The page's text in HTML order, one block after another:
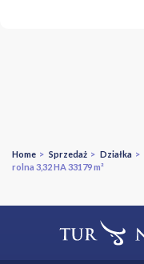
Home > Sprzedaż > Działka >
rolna 3,32 HA 33179 m²